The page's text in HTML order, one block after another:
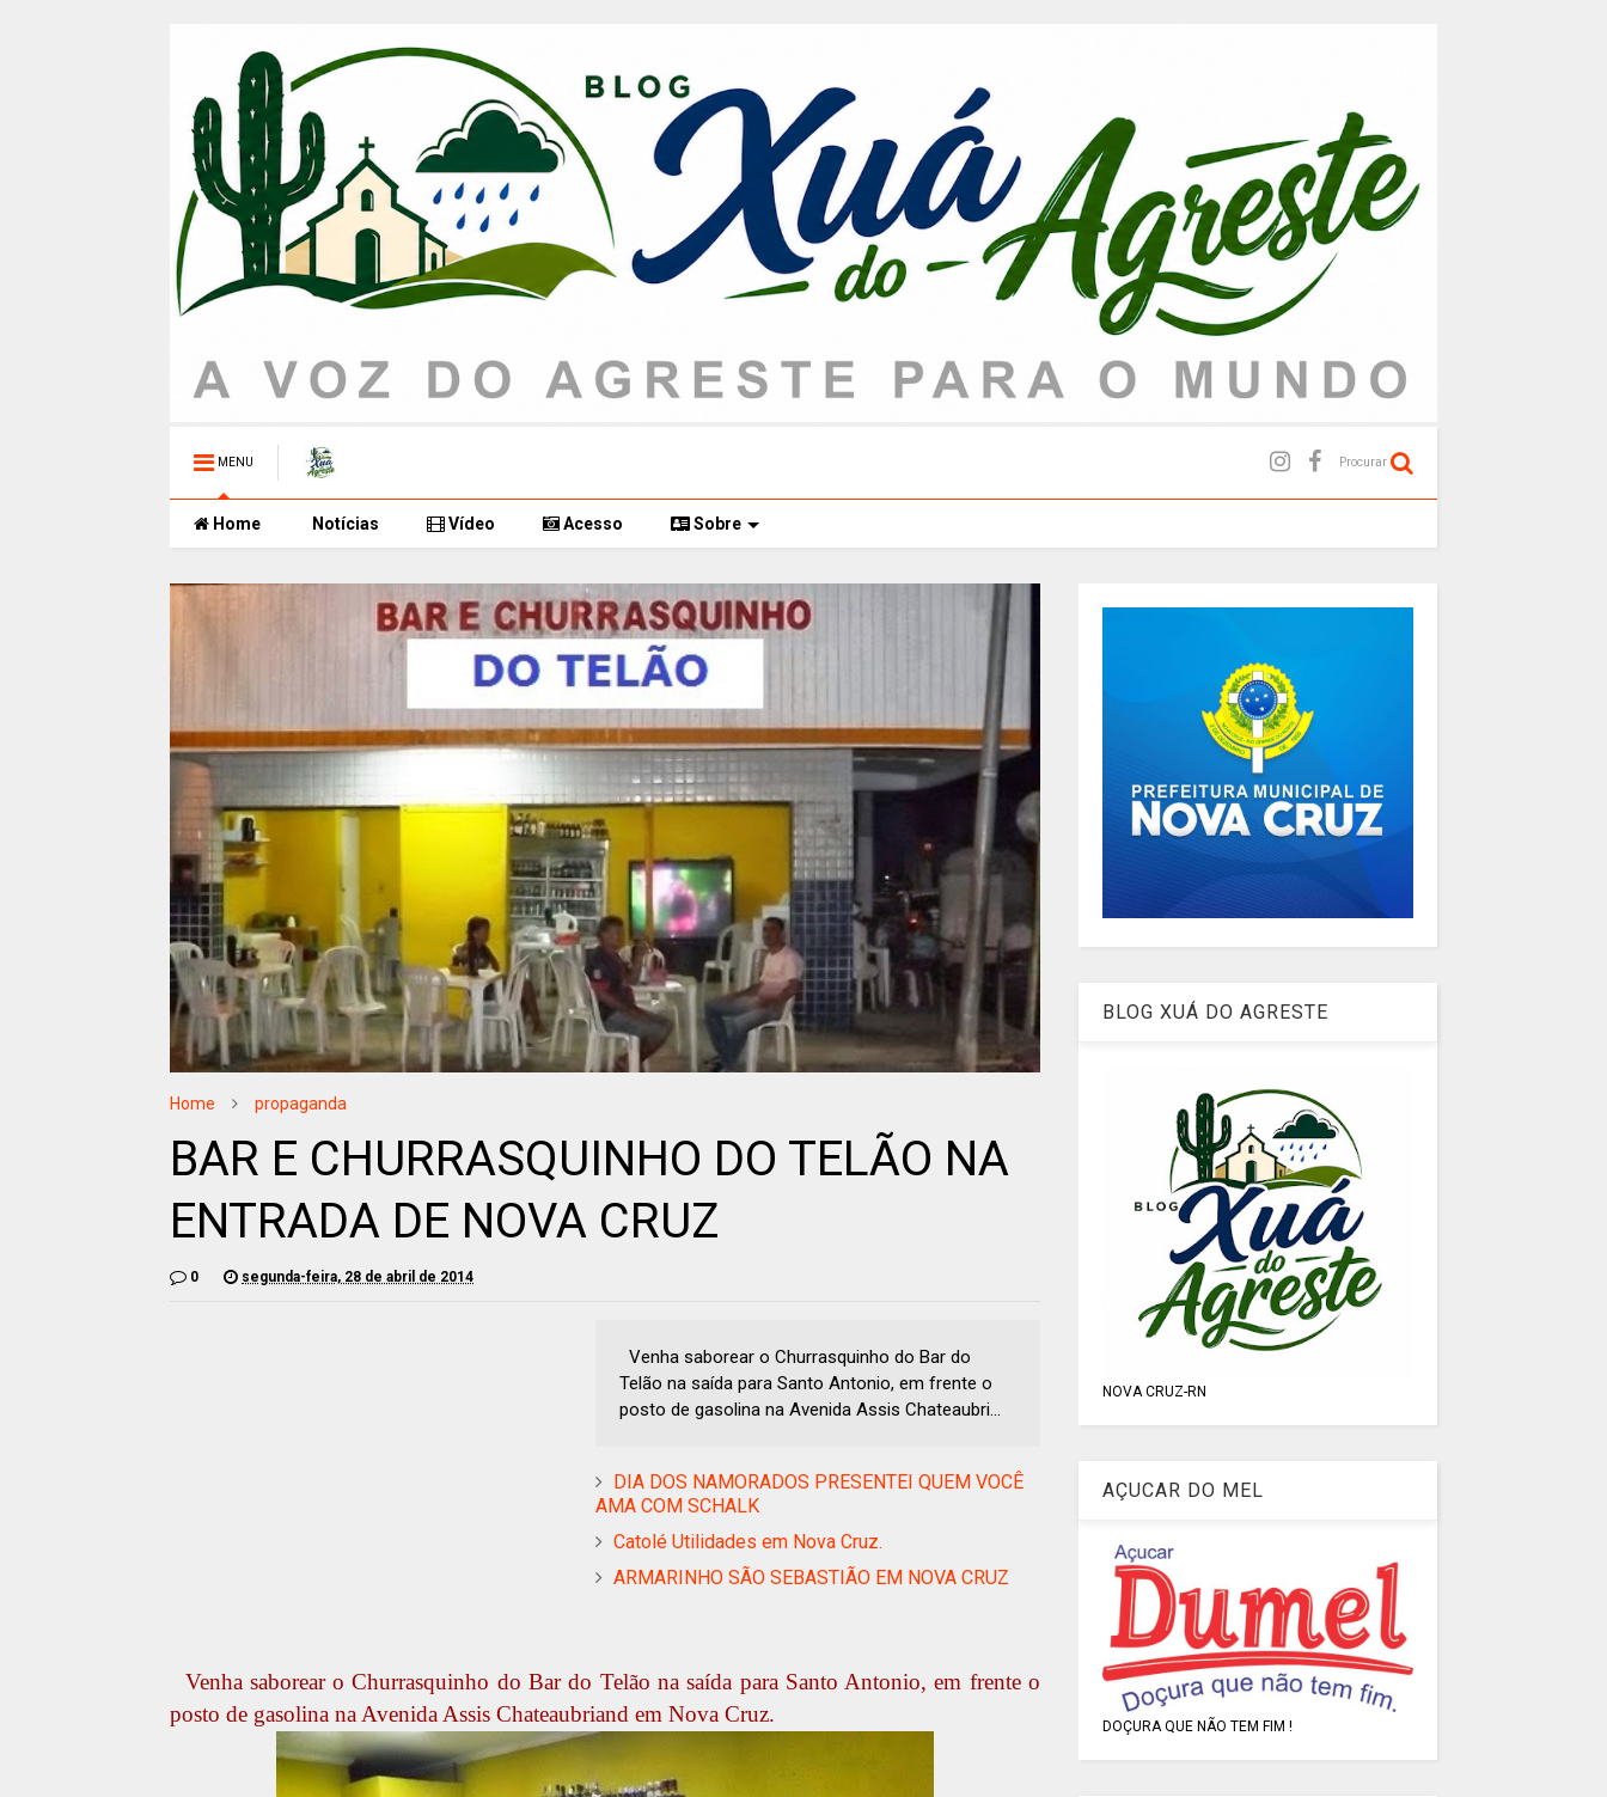
MENU Procurar
Home Notícias Vídeo Acesso Sobre
Home propaganda
BAR E CHURRASQUINHO DO TELÃO NA
ENTRADA DE NOVA CRUZ
0 segunda-feira, 28 de abril de 2014
Venha saborear o Churrasquinho do Bar do
Telão na saída para Santo Antonio, em frente o
posto de gasolina na Avenida Assis Chateaubri...
DIA DOS NAMORADOS PRESENTEI QUEM VOCÊ
AMA COM SCHALK
Catolé Utilidades em Nova Cruz.
ARMARINHO SÃO SEBASTIÃO EM NOVA CRUZ
Venha saborear o Churrasquinho do Bar do Telão na saída para Santo Antonio, em frente o
posto de gasolina na Avenida Assis Chateaubriand em Nova Cruz.
BLOG XUÁ DO AGRESTE
NOVA CRUZ-RN
AÇUCAR DO MEL
DOÇURA QUE NÃO TEM FIM !